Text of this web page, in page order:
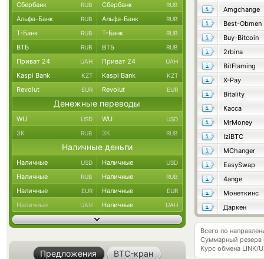
Amgchange
Best-Obmen
Buy-Bitcoin
2rbina
BitFlaming
X-Pay
Bitality
Касса
MrMoney
IziBTC
MChanger
EasySwap
4ange
Монеткинс
Даркен
Всего по
Суммарный резерв
Курс обмена LINK/
Сбербанк RUB Сбербанк RUB
Альфа-Банк RUB Альфа-Банк RUB
Т-Банк RUB Т-Банк RUB
ВТБ RUB ВТБ RUB
Приват 24 UAH Приват 24 UAH
Kaspi Bank KZT Kaspi Bank KZT
Revolut EUR Revolut EUR
Денежные переводы
WU USD WU USD
ЗК RUB ЗК RUB
Наличные деньги
Наличные USD Наличные USD
Наличные RUB Наличные RUB
Наличные EUR Наличные EUR
Наличные UAH Наличные UAH
Предложения BTC-кран